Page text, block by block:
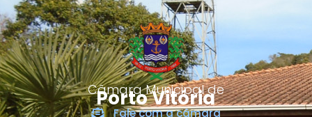
Câmara Municipal de
Porto Vitória
Fale com a câmara